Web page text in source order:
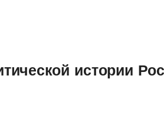
истории